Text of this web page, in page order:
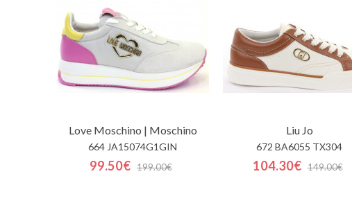
Love Moschino | Moschino
664 JA15074G1GIN
99.50€ 199.00€
Liu Jo
672 BA6055 TX304
104.30€ 149.00€